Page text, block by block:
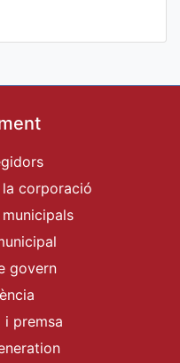
corporació
govern
premsa